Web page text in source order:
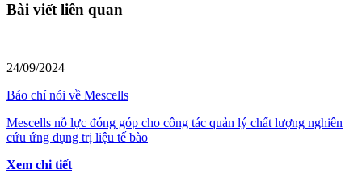
Bài viết liên quan
24/09/2024
Báo chí nói về Mescells
Mescells nỗ lực đóng góp cho công tác quản lý chất lượng nghiên
cứu ứng dụng trị liệu tế bào
Xem chi tiết